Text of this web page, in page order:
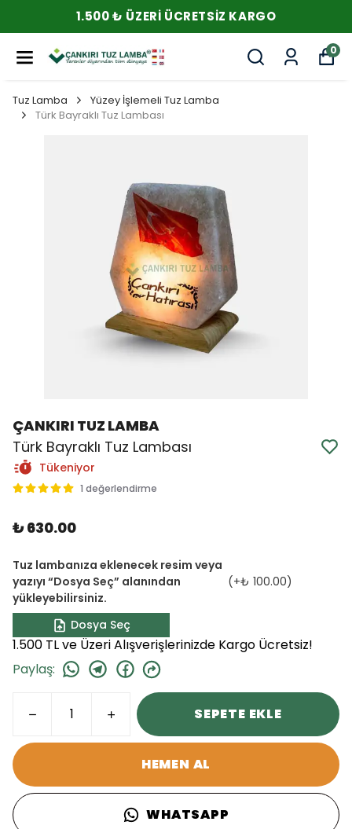
1.500 ₺ ÜZERI ÜCRETSIZ KARGO
0
Tuz Lamba
Yüzey İşlemeli Tuz Lamba
Türk Bayraklı Tuz Lambası
ÇANKIRI TUZ LAMBA
Türk Bayraklı Tuz Lambası
Tükeniyor
1 değerlendirme
₺ 630.00
Tuz lambanıza eklenecek resim veya
yazıyı “Dosya Seç” alanından
yükleyebilirsiniz.
(+₺ 100.00)
Dosya Seç
1.500 TL ve Üzeri Alışverişlerinizde Kargo Ücretsiz!
Paylaş:
SEPETE EKLE
HEMEN AL
WHATSAPP